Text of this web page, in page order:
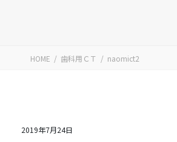
HOME 歯科用ＣＴ naomict2
2019年7月24日